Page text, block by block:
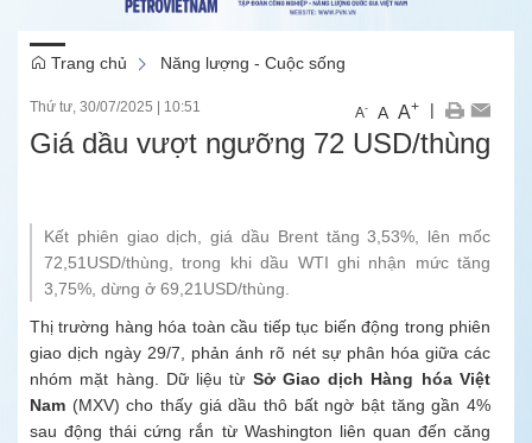
Trang chủ Năng lượng - Cuộc sống
Thứ tư, 30/07/2025 10:51 A- A A+ |
Giá dầu vượt ngưỡng 72 USD/thùng
Kết phiên giao dịch, giá dầu Brent tăng 3,53%, lên mốc
72,51USD/thùng, trong khi dầu WTI ghi nhận mức tăng
3,75%, dừng ở 69,21USD/thùng.
Thị trường hàng hóa toàn cầu tiếp tục biến động trong phiên
giao dịch ngày 29/7, phản ánh rõ nét sự phân hóa giữa các
nhóm mặt hàng. Dữ liệu từ Sở Giao dịch Hàng hóa Việt
Nam (MXV) cho thấy giá dầu thô bất ngờ bật tăng gần 4%
sau động thái cứng rắn từ Washington liên quan đến căng